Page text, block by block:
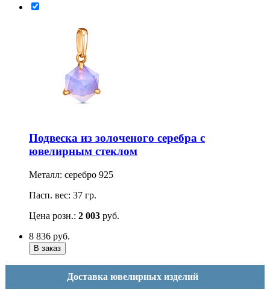
Подвеска из золоченого серебра с
ювелирным стеклом
Металл: серебро 925
Пасп. вес: 37 гр.
Цена розн.: 2 003 руб.
8 836 руб.
Доставка ювелирных изделий